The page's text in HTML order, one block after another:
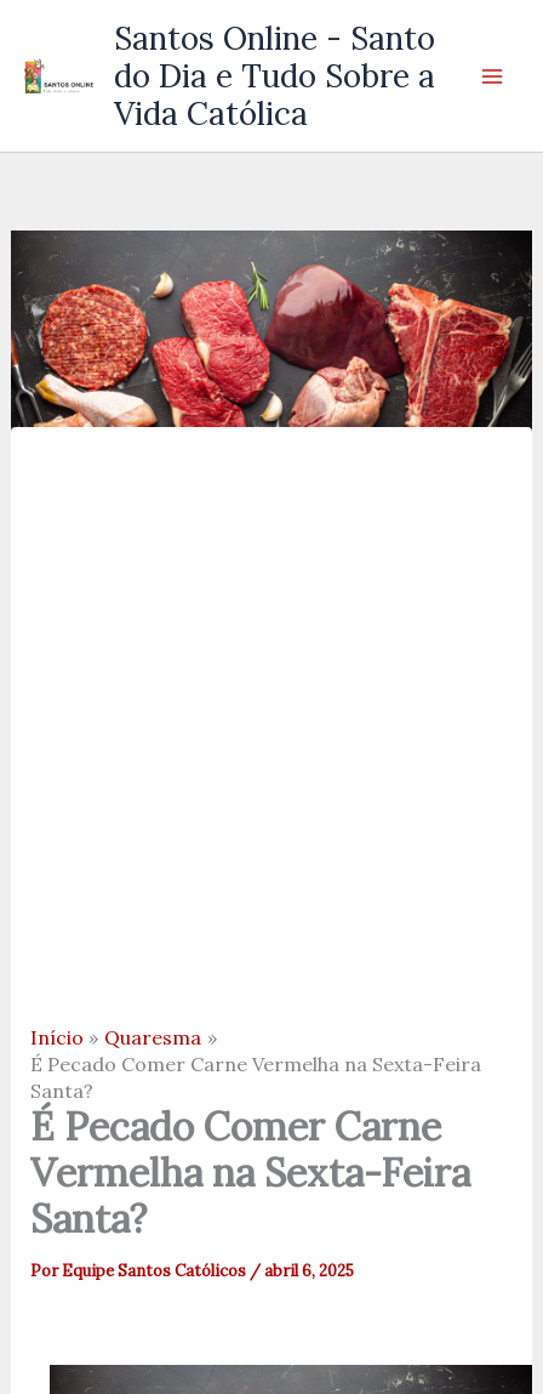
Santos Online - Santo
do Dia e Tudo Sobre a
Vida Católica
Início
Quaresma
É Pecado Comer Carne Vermelha na Sexta-Feira
Santa?
É Pecado Comer Carne
Vermelha na Sexta-Feira
Santa?
PorEquipe Santos Católicos /abril 6, 2025